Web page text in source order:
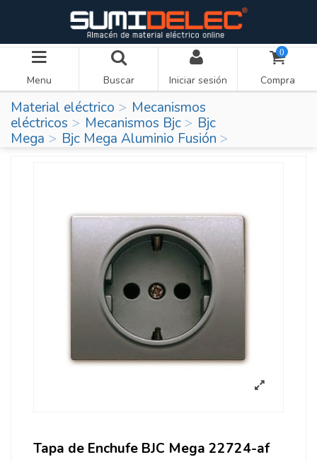
Menu Buscar Iniciar sesión
0
Compra
Material eléctrico
Mecanismos
eléctricos
Mecanismos Bjc
Bjc
Mega
Bjc Mega Aluminio Fusión
Tapa de Enchufe BJC Mega 22724-af